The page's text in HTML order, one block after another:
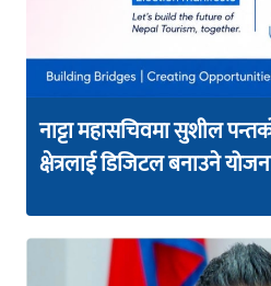
नाट्टा महासचिवमा सुशील
क्षेत्रलाई डिजिटल बनाउने